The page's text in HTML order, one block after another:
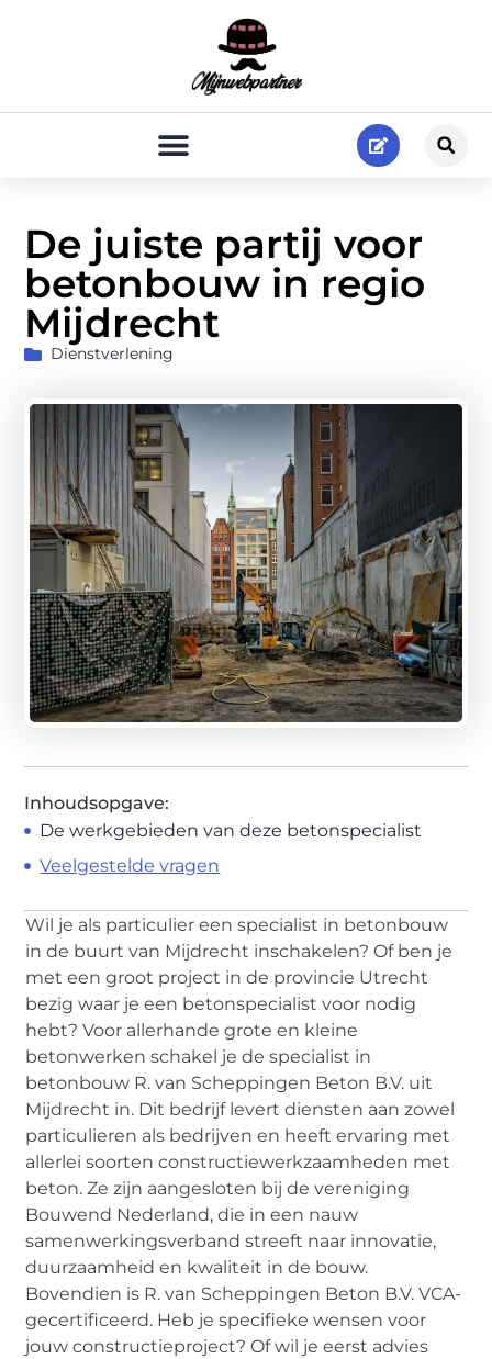
De juiste partij voor
betonbouw in regio
Mijdrecht
Dienstverlening
Inhoudsopgave:
De werkgebieden van deze betonspecialist
Veelgestelde vragen
Wil je als particulier een specialist in betonbouw
in de buurt van Mijdrecht inschakelen? Of ben je
met een groot project in de provincie Utrecht
bezig waar je een betonspecialist voor nodig
hebt? Voor allerhande grote en kleine
betonwerken schakel je de specialist in
betonbouw R. van Scheppingen Beton B.V. uit
Mijdrecht in. Dit bedrijf levert diensten aan zowel
particulieren als bedrijven en heeft ervaring met
allerlei soorten constructiewerkzaamheden met
beton. Ze zijn aangesloten bij de vereniging
Bouwend Nederland, die in een nauw
samenwerkingsverband streeft naar innovatie,
duurzaamheid en kwaliteit in de bouw.
Bovendien is R. van Scheppingen Beton B.V. VCA-
gecertificeerd. Heb je specifieke wensen voor
jouw constructieproject? Of wil je eerst advies